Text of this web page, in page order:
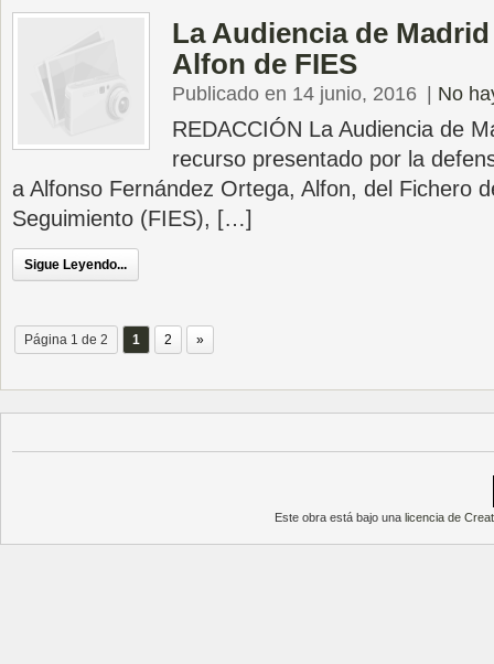
La Audiencia de
Alfon de FIES
Publicado en 14 junio, 2016 No
REDACCIÓN La Audiencia de
recurso presentado por la
a Alfonso Fernández Ortega, Alfon, del Fichero
Seguimiento (FIES), […]
Sigue Leyendo...
Página 1 de 2 1 2 »
Este obra está bajo unalicencia de